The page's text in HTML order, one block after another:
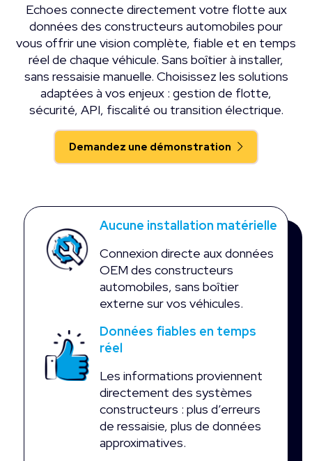
Echoes connecte directement votre flotte aux
données des constructeurs automobiles pour
vous offrir une vision complète, fiable et en temps
réel de chaque véhicule. Sans boîtier à installer,
sans ressaisie manuelle. Choisissez les solutions
adaptées à vos enjeux : gestion de flotte,
sécurité, API, fiscalité ou transition électrique.
Demandez une démonstration
Aucune installation matérielle
Connexion directe aux données
OEM des constructeurs
automobiles, sans boîtier
externe sur vos véhicules.
Données fiables en temps
réel
Les informations proviennent
directement des systèmes
constructeurs : plus d’erreurs
de ressaisie, plus de données
approximatives.